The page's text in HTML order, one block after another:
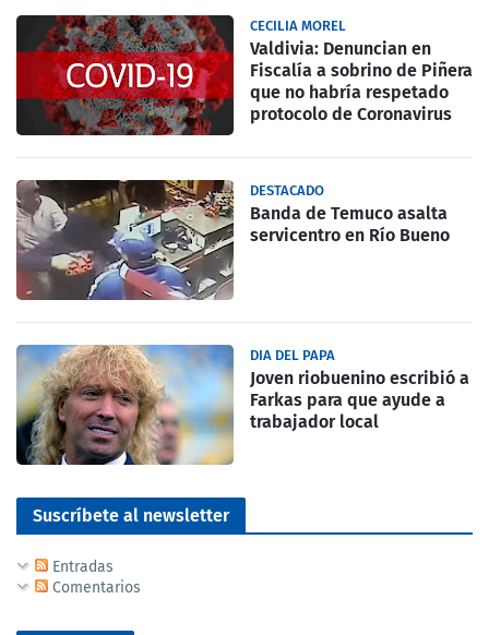
CECILIA MOREL
Valdivia: Denuncian en
Fiscalía a sobrino de Piñera
que no habría respetado
protocolo de Coronavirus
DESTACADO
Banda de Temuco asalta
servicentro en Río Bueno
DIA DEL PAPA
Joven riobuenino escribió a
Farkas para que ayude a
trabajador local
Suscríbete al newsletter
Entradas
Comentarios